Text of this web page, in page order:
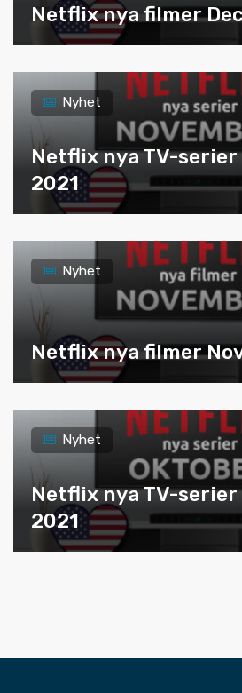
Netflix nya filmer
Nyhet
Netflix nya TV-serier
2021
Nyhet
Netflix nya filmer
Nyhet
Netflix nya TV-serier
2021